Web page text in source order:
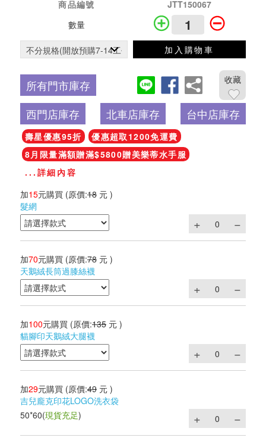
商品編號
JTT150067
數量
加入購物車
所有門市庫存 收藏
西門店庫存 北車店庫存 台中店庫存
壽星優惠95折
優惠超取1200免運費
8月限量滿額贈滿$5800贈美樂蒂水手服
...詳細內容
加15元購買 (原價:18 元 )
髮網
加70元購買 (原價:78 元 )
天鵝絨長筒過膝絲襪
加100元購買 (原價:135 元 )
貓腳印天鵝絨大腿襪
加29元購買 (原價:49 元 )
吉兒龐克印花LOGO洗衣袋
50*60(現貨充足)